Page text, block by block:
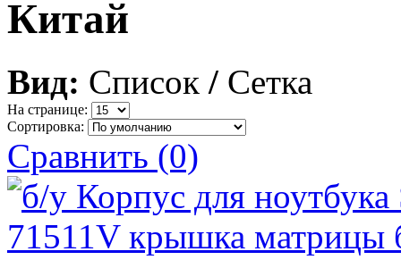
Китай
Вид: Список / Сетка
На странице:
Сортировка:
Сравнить (0)